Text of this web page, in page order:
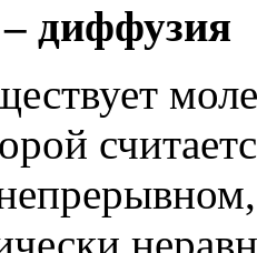
диффузия